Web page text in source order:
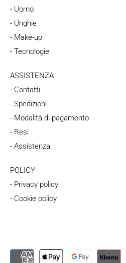
- Uomo
- Unghie
- Make-up
- Tecnologie
ASSISTENZA
- Contatti
- Spedizioni
- Modalità di pagamento
- Resi
- Assistenza
POLICY
- Privacy policy
- Cookie policy